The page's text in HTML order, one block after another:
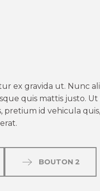
ex gravida ut. Nunc
quis mattis justo. Ut
pretium id vehicula
BOUTON 2